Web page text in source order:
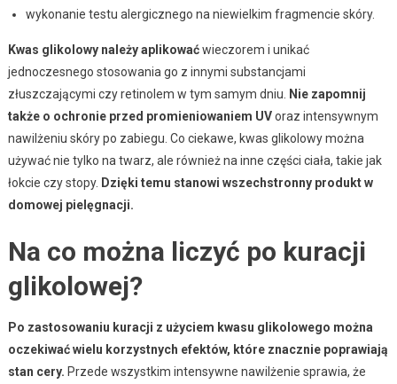
wykonanie testu alergicznego na niewielkim fragmencie skóry.
Kwas glikolowy należy aplikowaćwieczorem i unikać
jednoczesnego stosowania go z innymi substancjami
złuszczającymi czy retinolem w tym samym dniu.
Nie zapomnij
także o ochronie przed promieniowaniem UVoraz intensywnym
nawilżeniu skóry po zabiegu. Co ciekawe, kwas glikolowy można
używać nie tylko na twarz, ale również na inne części ciała, takie jak
łokcie czy stopy. Dzięki temu stanowi wszechstronny produkt w
domowej pielęgnacji.
Na co można liczyć po kuracji
glikolowej?
Po zastosowaniu kuracji z użyciem kwasu glikolowego można
oczekiwać wielu korzystnych efektów, które znacznie poprawiają
stan cery. Przede wszystkim intensywne nawilżenie sprawia, że